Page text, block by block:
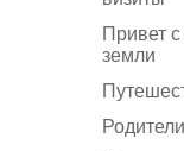
Привет
земли
Родители